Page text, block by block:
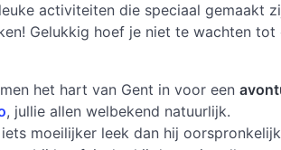
activiteiten die speciaal gemaakt
Gelukkig hoef je niet te wachten tot
het hart van Gent in voor een
, jullie allen welbekend natuurlijk.
moeilijker leek dan hij